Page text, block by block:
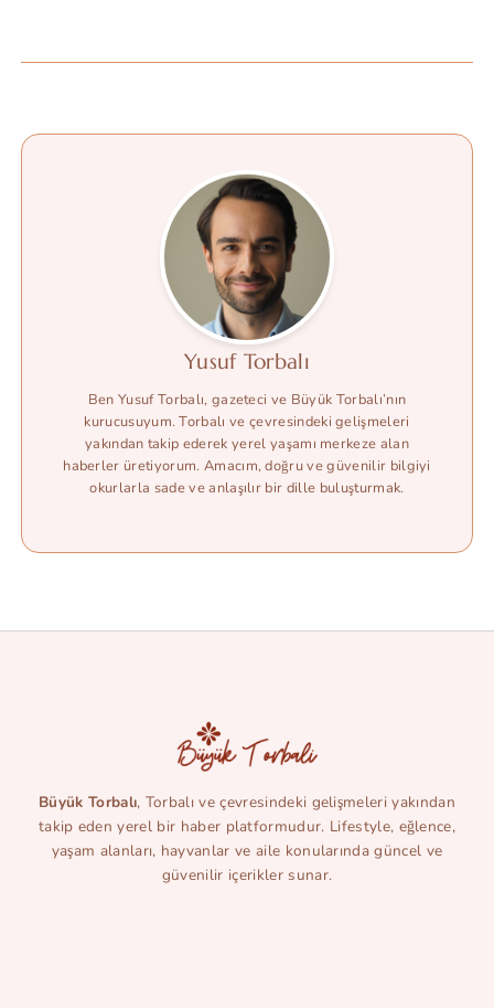
Yusuf Torbalı
Ben Yusuf Torbalı, gazeteci ve Büyük Torbalı’nın
kurucusuyum. Torbalı ve çevresindeki gelişmeleri
yakından takip ederek yerel yaşamı merkeze alan
haberler üretiyorum. Amacım, doğru ve güvenilir bilgiyi
okurlarla sade ve anlaşılır bir dille buluşturmak.
Büyük Torbalı, Torbalı ve çevresindeki gelişmeleri yakından
takip eden yerel bir haber platformudur. Lifestyle, eğlence,
yaşam alanları, hayvanlar ve aile konularında güncel ve
güvenilir içerikler sunar.